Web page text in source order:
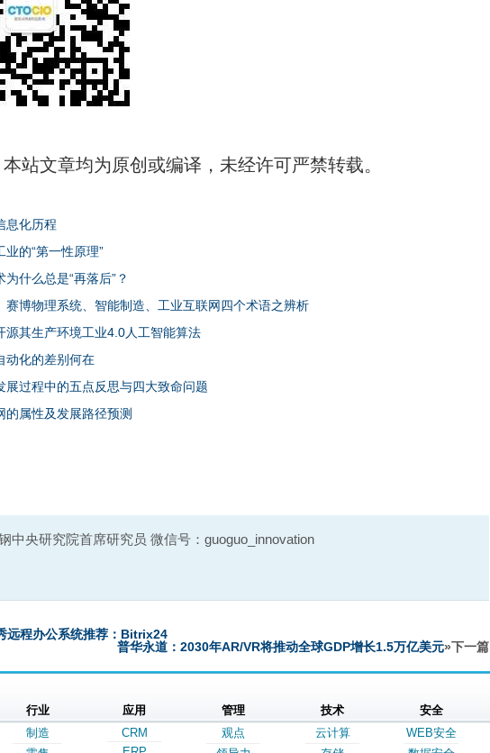
站文章均为原创或编译，未经许可严禁转载。
息化历程
业的“第一性原理”
为什么总是“再落后”？
赛博物理系统、智能制造、工业互联网四个术语之辨析
源其生产环境工业4.0人工智能算法
动化的差别何在
展过程中的五点反思与四大致命问题
的属性及发展路径预测
中央研究院首席研究员 微信号：guoguo_innovation
远程办公系统推荐：Bitrix24
普华永道：2030年AR/VR将推动全球GDP增长1.5万亿美元»下一篇
行业
制造
应用
CRM
管理
观点
技术
云计算
安全
WEB安全